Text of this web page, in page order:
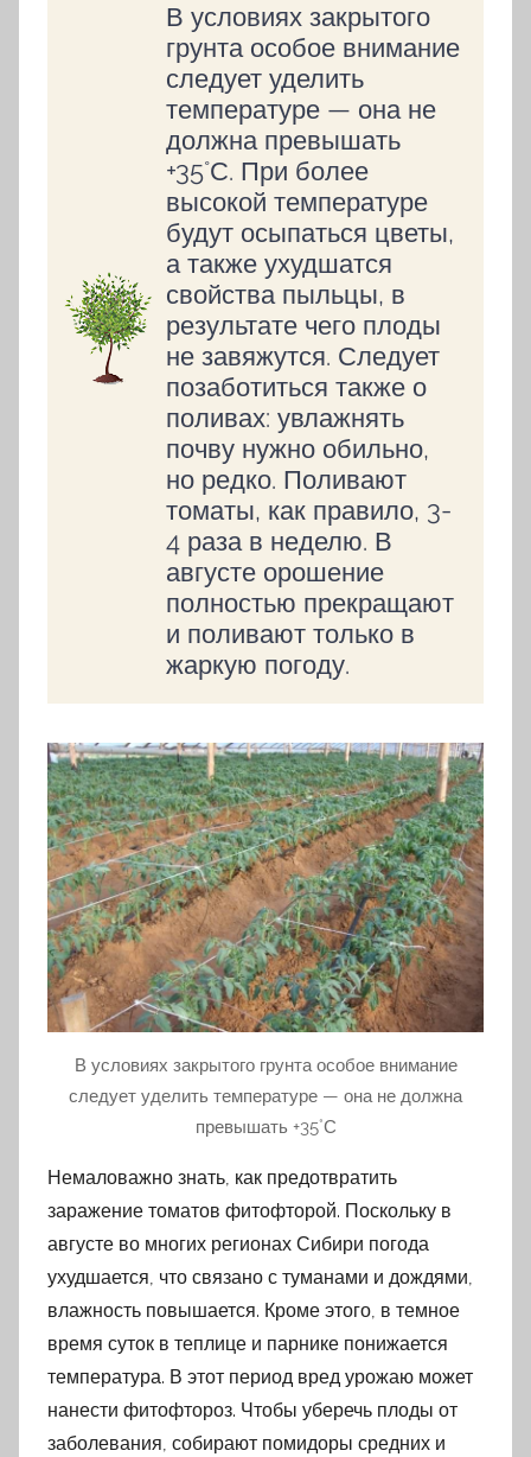
В условиях закрытого
грунта особое внимание
следует уделить
температуре — она не
должна превышать
+35˚С. При более
высокой температуре
будут осыпаться цветы,
а также ухудшатся
свойства пыльцы, в
результате чего плоды
не завяжутся. Следует
позаботиться также о
поливах: увлажнять
почву нужно обильно,
но редко. Поливают
томаты, как правило, 3-
4 раза в неделю. В
августе орошение
полностью прекращают
и поливают только в
жаркую погоду.
В условиях закрытого грунта особое внимание
следует уделить температуре — она не должна
превышать +35˚С
Немаловажно знать, как предотвратить
заражение томатов фитофторой. Поскольку в
августе во многих регионах Сибири погода
ухудшается, что связано с туманами и дождями,
влажность повышается. Кроме этого, в темное
время суток в теплице и парнике понижается
температура. В этот период вред урожаю может
нанести фитофтороз. Чтобы уберечь плоды от
заболевания, собирают помидоры средних и